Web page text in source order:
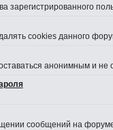
зарегистрированного
cookies данного
анонимным и
сообщений на